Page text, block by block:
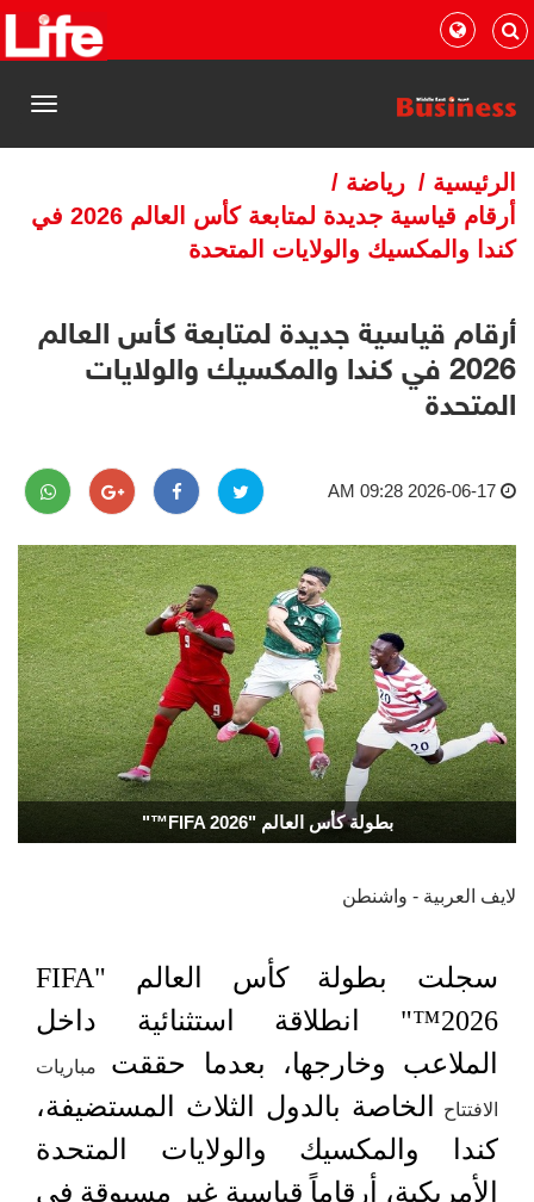
القائمة
الرئيسية / رياضة /
أرقام قياسية جديدة لمتابعة كأس العالم 2026 في
كندا والمكسيك والولايات المتحدة
أرقام قياسية جديدة لمتابعة كأس العالم
2026 في كندا والمكسيك والولايات
المتحدة
2026-06-17 09:28 AM
بطولة كأس العالم "FIFA 2026™"
لايف العربية - واشنطن
سجلت بطولة كأس العالم "FIFA
2026™" انطلاقة استثنائية داخل
الملاعب وخارجها، بعدما حققت مباريات
الافتتاح
الخاصة بالدول الثلاث المستضيفة،
كندا والمكسيك والولايات المتحدة
الأمريكية، أرقاماً قياسية غير مسبوقة في